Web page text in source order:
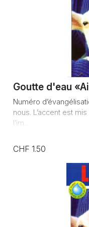
Goutte d'eau
Numéro
nous. L’accent est
l’im...
CHF 1.50